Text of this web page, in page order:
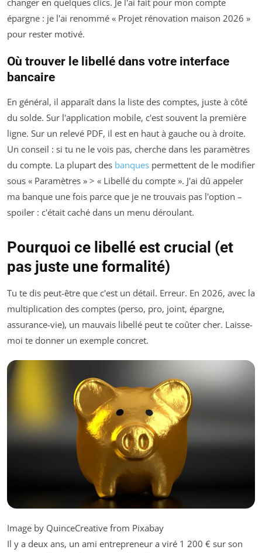
épargne : je l'ai renommé « Projet rénovation maison 2026 »
pour rester motivé.
Où trouver le libellé dans votre interface
bancaire
En général, il apparaît dans la liste des comptes, juste à côté
du solde. Sur l'application mobile, c'est souvent la première
ligne. Sur un relevé PDF, il est en haut à gauche ou à droite.
Un conseil : si tu ne le vois pas, cherche dans les paramètres
du compte. La plupart des banques permettent de le modifier
sous « Paramètres » > « Libellé du compte ». J'ai dû appeler
ma banque une fois parce que je ne trouvais pas l'option –
spoiler : c'était caché dans un menu déroulant.
Pourquoi ce libellé est crucial (et
pas juste une formalité)
Tu te dis peut-être que c'est un détail. Erreur. En 2026, avec la
multiplication des comptes (perso, pro, joint, épargne,
assurance-vie), un mauvais libellé peut te coûter cher. Laisse-
moi te donner un exemple concret.
Image by QuinceCreative from Pixabay
Il y a deux ans, un ami entrepreneur a viré 1 200 € sur son